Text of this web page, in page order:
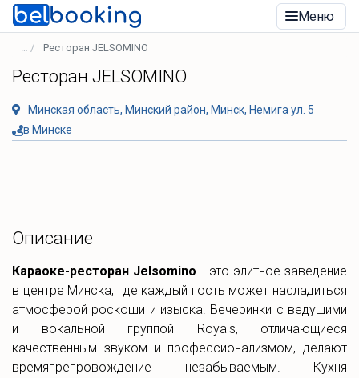
Меню
Ресторан JELSOMINO
Ресторан JELSOMINO
Минская область, Минский район, Минск, Немига ул. 5
в Минске
Описание
Караоке-ресторан Jelsomino - это элитное заведение
в центре Минска, где каждый гость может насладиться
атмосферой роскоши и изыска. Вечеринки с ведущими
и вокальной группой Royals, отличающиеся
качественным звуком и профессионализмом, делают
времяпрепровождение незабываемым. Кухня